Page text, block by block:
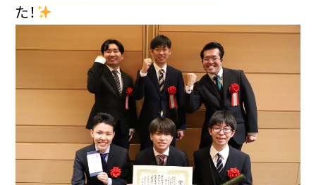
た！